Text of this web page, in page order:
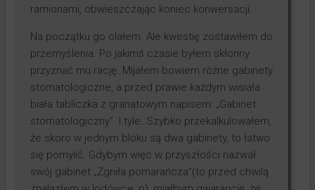
ramionami, obwieszczając koniec konwersacji.
Na początku go olałem. Ale kwestię zostawiłem do
przemyślenia. Po jakimś czasie byłem skłonny
przyznać mu rację. Mijałem bowiem różne gabinety
stomatologiczne, a przed prawie każdym wisiała
biała tabliczka z granatowym napisem: „Gabinet
stomatologiczny”. I tyle. Szybko przekalkulowałem,
że skoro w jednym bloku są dwa gabinety, to łatwo
się pomylić. Gdybym więc w przyszłości nazwał
swój gabinet „Zgniła pomarańcza”(to przed chwilą